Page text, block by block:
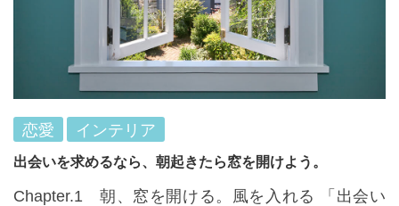
恋愛 インテリア
出会いを求めるなら、朝起きたら窓を開けよう。
Chapter.1 朝、窓を開ける。風を入れる 「出会い